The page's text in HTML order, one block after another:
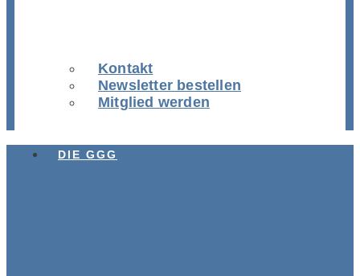
Kontakt
Newsletter bestellen
Mitglied werden
DIE GGG